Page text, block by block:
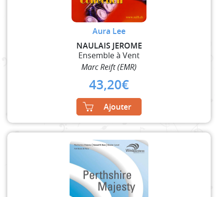
Aura Lee
NAULAIS JEROME
Ensemble à Vent
Marc Reift (EMR)
43,20€
Ajouter